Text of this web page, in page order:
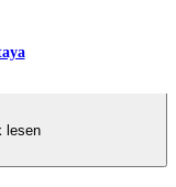
lesen